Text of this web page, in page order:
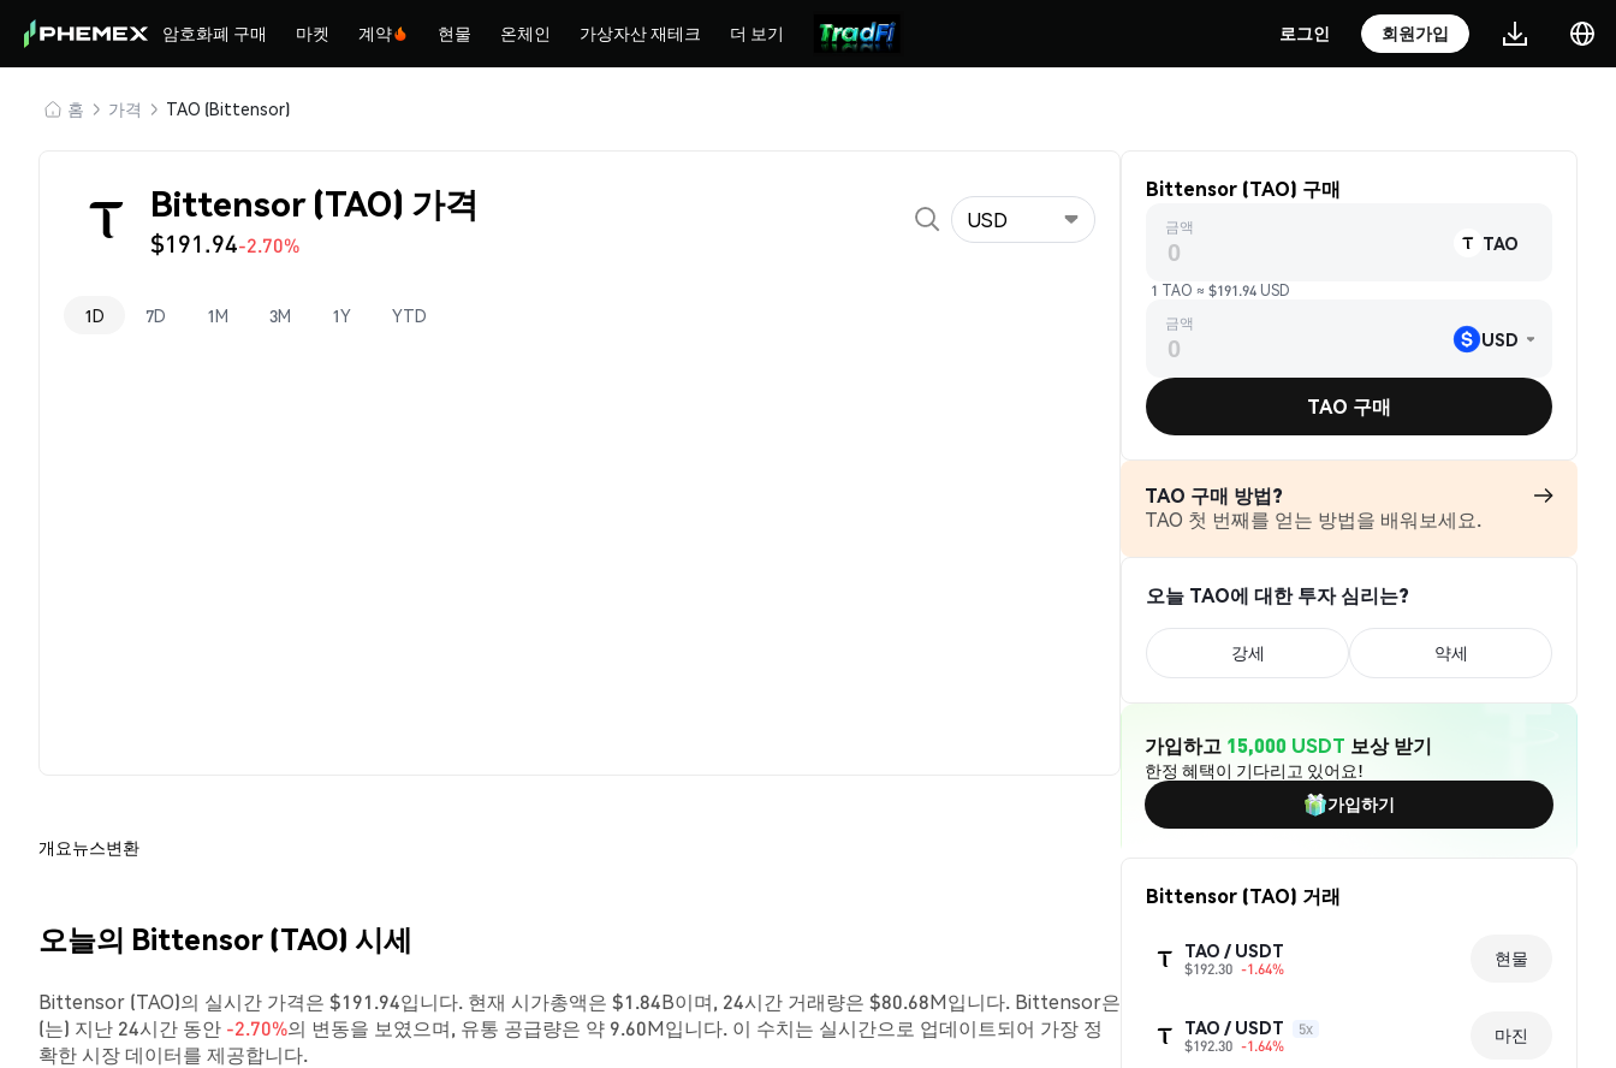
암호화폐 구매 마켓 계약 현물 온체인 가상자산 재테크 더 보기 로그인 회원가입
홈 가격 TAO (Bittensor)
Bittensor (TAO) 가격
$191.94-2.70%
USD
1D 7D 1M 3M 1Y YTD
개요뉴스변환
오늘의 Bittensor (TAO) 시세
Bittensor (TAO)의 실시간 가격은 $191.94입니다. 현재 시가총액은 $1.84B이며, 24시간 거래량은 $80.68M입니다. Bittensor은
(는) 지난 24시간 동안 -2.70%의 변동을 보였으며, 유통 공급량은 약 9.60M입니다. 이 수치는 실시간으로 업데이트되어 가장 정
확한 시장 데이터를 제공합니다.
Bittensor (TAO) 구매
금액
TAO
1 TAO ≈ $191.94 USD
금액
USD
TAO 구매
TAO 구매 방법?
TAO 첫 번째를 얻는 방법을 배워보세요.
오늘 TAO에 대한 투자 심리는?
강세 약세
가입하고 15,000 USDT 보상 받기
한정 혜택이 기다리고 있어요!
가입하기
Bittensor (TAO) 거래
TAO / USDT
$192.30 -1.64%
현물
TAO / USDT
5x
$192.30 -1.64%
마진